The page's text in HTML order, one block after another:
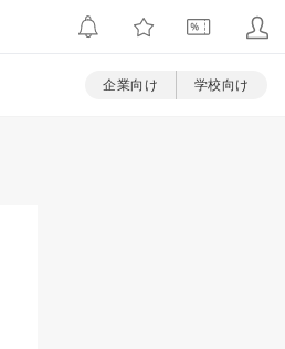
企業向け 学校向け